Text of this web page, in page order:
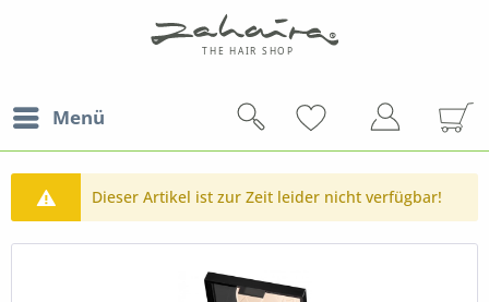
Menü
Dieser Artikel ist zur Zeit leider nicht verfügbar!